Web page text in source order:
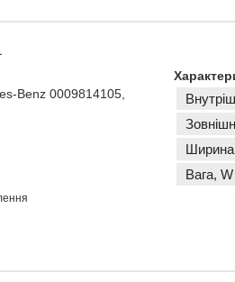
Benz 0009814105,
Ширина
Вага, W